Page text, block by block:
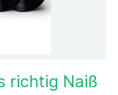
richtig Naiß